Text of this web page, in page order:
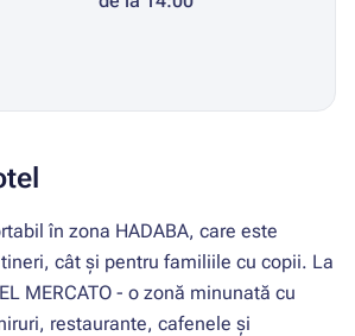
în zona HADABA, care este
cât și pentru familiile cu copii. La
MERCATO - o zonă minunată cu
restaurante, cafenele și